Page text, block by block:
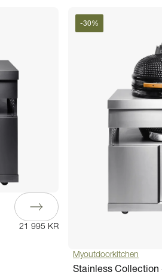
21 995 KR
-30%
Myoutdoorkitchen
Stainless Collection